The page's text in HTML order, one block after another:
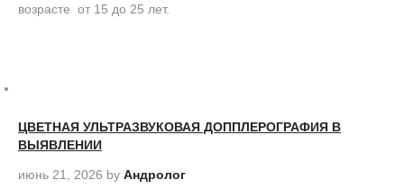
возрасте от 15 до 25 лет.
ЦВЕТНАЯ УЛЬТРАЗВУКОВАЯ ДОППЛЕРОГРАФИЯ В
ВЫЯВЛЕНИИ
июнь 21, 2026 by Андролог